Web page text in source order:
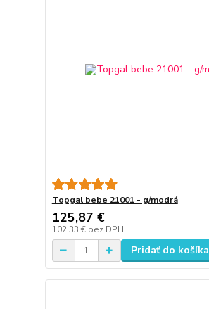
Topgal bebe 21001 - g/modrá
125,87 €
102,33 € bez DPH
Pridať do košíka